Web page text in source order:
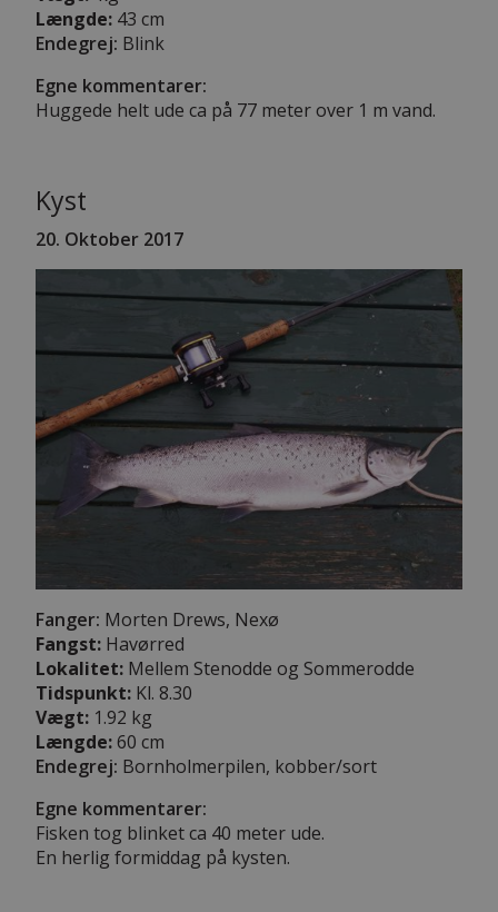
Længde: 43 cm
Endegrej: Blink
Egne kommentarer:
Huggede helt ude ca på 77 meter over 1 m vand.
Kyst
20. Oktober 2017
Fanger: Morten Drews, Nexø
Fangst: Havørred
Lokalitet: Mellem Stenodde og Sommerodde
Tidspunkt: Kl. 8.30
Vægt: 1.92 kg
Længde:60 cm
Endegrej: Bornholmerpilen, kobber/sort
Egne kommentarer:
Fisken tog blinket ca 40 meter ude.
En herlig formiddag på kysten.